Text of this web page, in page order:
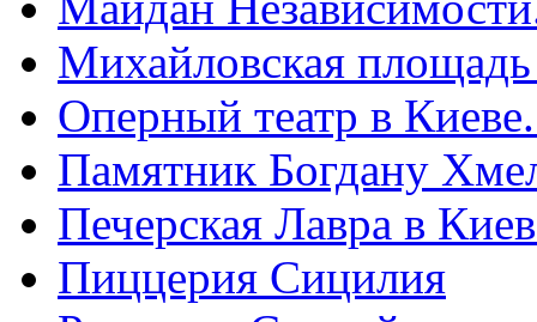
Михайловская
Оперный театр в
Памятник Богдану
Печерская Лавра в
Пиццерия Сицилия